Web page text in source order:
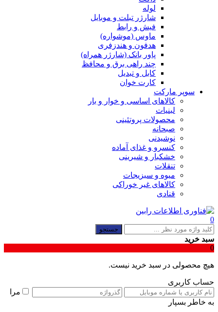
لوله
شارژر تبلت و موبایل
فیش و رابط
ماوس (موشواره)
هدفون و هندزفری
پاور بانک (شارژر همراه)
چند راهی برق و محافظ
کابل و تبدیل
کارت خوان
سوپر مارکت
کالاهای اساسی و خوار و بار
لبنیات
محصولات پروتئینی
صبحانه
نوشیدنی
کنسرو و غذای آماده
خشکبار و شیرینی
تنقلات
میوه و سبزیجات
کالاهای غیر خوراکی
قنادی
0
جستجو
سبد خرید
0
هیچ محصولی در سبد خرید نیست.
حساب کاربری
مرا
به خاطر بسپار